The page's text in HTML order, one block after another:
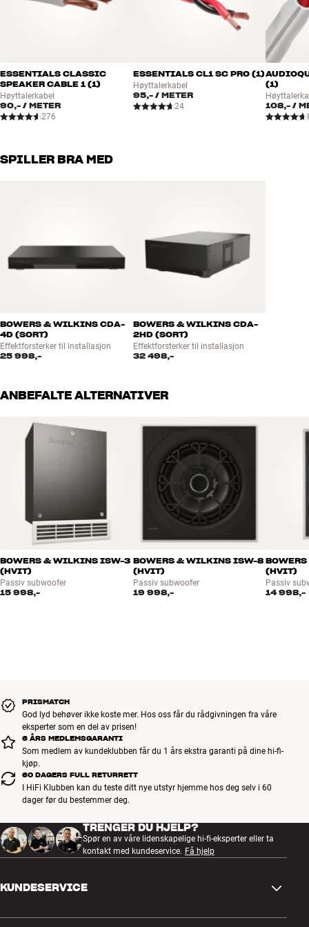
ESSENTIALS CLASSIC
SPEAKER CABLE 1 (1)
Høyttalerkabel
90,- / METER
276
ESSENTIALS CL1 SC PRO (1)
Høyttalerkabel
95,-/ METER
24
(1)
108,- /
SPILLER BRA MED
BOWERS & WILKINS CDA-
4D (SORT)
Effektforsterker til installasjon
25 998,-
BOWERS & WILKINS CDA-
2HD (SORT)
Effektforsterker til installasjon
32 498,-
ANBEFALTE ALTERNATIVER
BOWERS & WILKINS ISW-3
(HVIT)
Passiv subwoofer
15 998,-
BOWERS & WILKINS ISW-8
(HVIT)
Passiv subwoofer
19 998,-
(HVIT)
Passiv
14 998,-
PRISMATCH
God lyd behøver ikke koste mer. Hos oss får du rådgivningen fra våre
eksperter som en del av prisen!
6 ÅRS MEDLEMSGARANTI
Som medlem av kundeklubben får du 1 års ekstra garanti på dine hi-fi-
kjøp.
60 DAGERS FULL RETURRETT
I HiFi Klubben kan du teste ditt nye utstyr hjemme hos deg selv i 60
dager før du bestemmer deg.
TRENGER DU HJELP?
Spør en av våre lidenskapelige hi-fi-eksperter eller ta
kontakt med kundeservice. Få hjelp
KUNDESERVICE